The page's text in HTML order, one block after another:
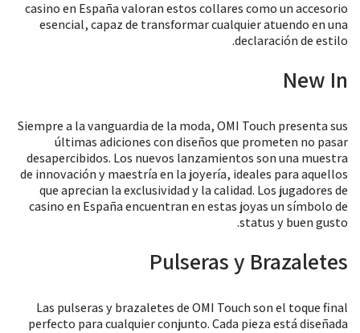
casino en España valoran estos collares como un accesorio
esencial, capaz de transformar cualquier atuendo en una
declaración de estilo.
New In
Siempre a la vanguardia de la moda, OMI Touch presenta sus
últimas adiciones con diseños que prometen no pasar
desapercibidos. Los nuevos lanzamientos son una muestra
de innovación y maestría en la joyería, ideales para aquellos
que aprecian la exclusividad y la calidad. Los jugadores de
casino en España encuentran en estas joyas un símbolo de
status y buen gusto.
Pulseras y Brazaletes
Las pulseras y brazaletes de OMI Touch son el toque final
perfecto para cualquier conjunto. Cada pieza está diseñada